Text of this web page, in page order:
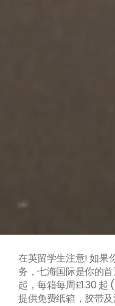
在英留学生注意! 如果
务，七海国际是你的
起，每箱每周£1.30
提供免费纸箱，胶带及